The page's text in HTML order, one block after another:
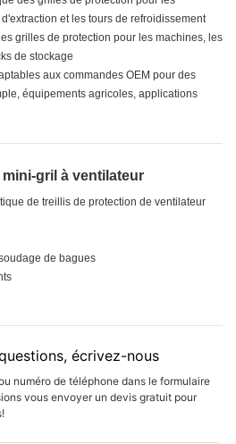
et les tours de refroidissement
grilles de protection pour les machines, les
de stockage
aux commandes OEM pour des
équipements agricoles, applications
gril à ventilateur
de treillis de protection de ventilateur
de bagues
écrivez-nous
numéro de téléphone dans le formulaire
vous envoyer un devis gratuit pour